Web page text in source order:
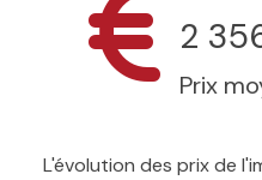
2
Prix
L'évolution des prix de